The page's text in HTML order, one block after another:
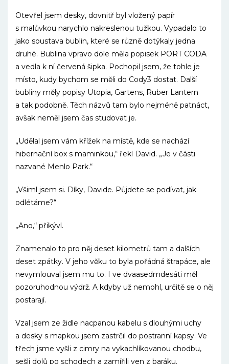
Otevřel jsem desky, dovnitř byl vložený papír
s malůvkou narychlo nakreslenou tužkou. Vypadalo to
jako soustava bublin, které se různě dotýkaly jedna
druhé. Bublina vpravo dole měla popisek PORT CODA
a vedla k ní červená šipka. Pochopil jsem, že tohle je
místo, kudy bychom se měli do Cody3 dostat. Další
bubliny měly popisy Utopia, Gartens, Ruber Lantern
a tak podobně. Těch názvů tam bylo nejméně patnáct,
avšak neměl jsem čas studovat je.
„Udělal jsem vám křížek na místě, kde se nachází
hibernační box s maminkou,“ řekl David. „Je v části
nazvané Menlo Park.“
„Všiml jsem si. Díky, Davide. Půjdete se podívat, jak
odlétáme?“
„Ano,“ přikývl.
Znamenalo to pro něj deset kilometrů tam a dalších
deset zpátky. V jeho věku to byla pořádná štrapáce, ale
nevymlouval jsem mu to. I ve dvaasedmdesáti měl
pozoruhodnou výdrž. A kdyby už nemohl, určitě se o něj
postarají.
Vzal jsem ze židle nacpanou kabelu s dlouhými uchy
a desky s mapkou jsem zastrčil do postranní kapsy. Ve
třech jsme vyšli z cimry na vykachlíkovanou chodbu,
sešli dolů po schodech a zamířili ven z baráku.